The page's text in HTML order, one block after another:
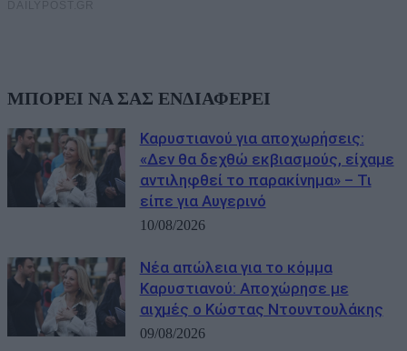
ΜΠΟΡΕΙ ΝΑ ΣΑΣ ΕΝΔΙΑΦΕΡΕΙ
Καρυστιανού για αποχωρήσεις:
«Δεν θα δεχθώ εκβιασμούς, είχαμε
αντιληφθεί το παρακίνημα» – Τι
είπε για Αυγερινό
10/08/2026
Νέα απώλεια για το κόμμα
Καρυστιανού: Αποχώρησε με
αιχμές ο Κώστας Ντουντουλάκης
09/08/2026